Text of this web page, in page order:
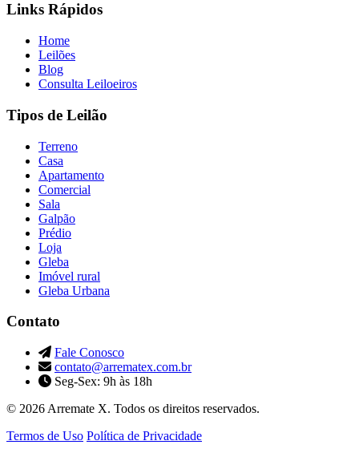
Links Rápidos
Home
Leilões
Blog
Consulta Leiloeiros
Tipos de Leilão
Terreno
Casa
Apartamento
Comercial
Sala
Galpão
Prédio
Loja
Gleba
Imóvel rural
Gleba Urbana
Contato
Fale Conosco
contato@arrematex.com.br
Seg-Sex: 9h às 18h
© 2026 Arremate X. Todos os direitos reservados.
Termos de Uso Política de Privacidade